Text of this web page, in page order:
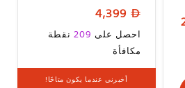
السعر
العادي
السعر
العادي
احصل على 209 نقطة
مكافأة
أخبرني عندما يكون متاحًا!